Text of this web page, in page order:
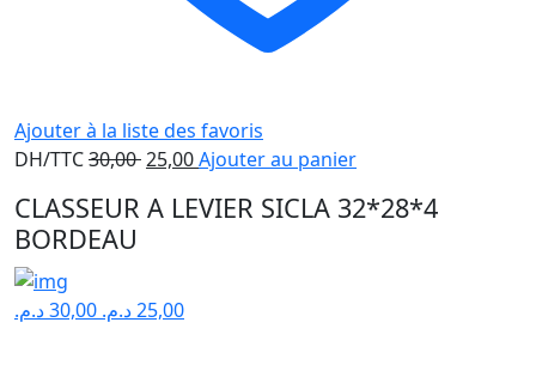
Ajouter à la liste des favoris
DH/TTC30,00 Le
initial
25,00Le
actuel
Ajouter au panier
CLASSEUR A LEVIER SICLA 32*28*4
BORDEAU
30,00د.م. 25,00د.م.